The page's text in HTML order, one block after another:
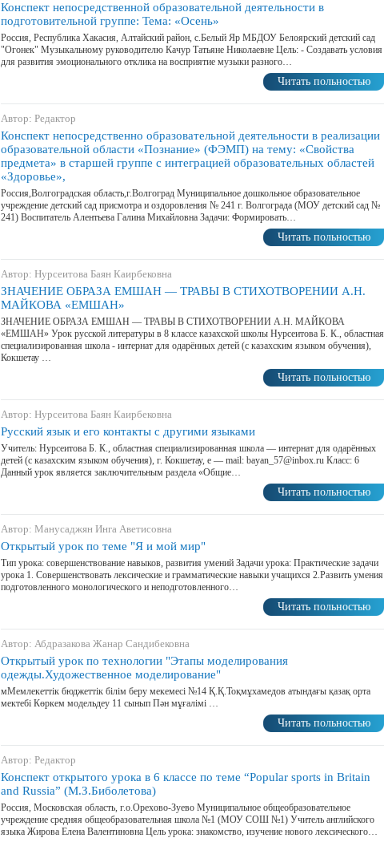
Конспект непосредственной образовательной деятельности в
подготовительной группе: Тема: «Осень»
Россия, Республика Хакасия, Алтайский район, с.Белый Яр МБДОУ Белоярский детский сад
"Огонек" Музыкальному руководителю Качур Татьяне Николаевне Цель: - Создавать условия
для развития эмоционального отклика на восприятие музыки разного…
Читать польностью
Автор: Редактор
Конспект непосредственно образовательной деятельности в реализации
образовательной области «Познание» (ФЭМП) на тему: «Свойства
предмета» в старшей группе с интеграцией образовательных областей
«Здоровье»,
Россия,Волгоградская область,г.Волгоград Муниципальное дошкольное образовательное
учреждение детский сад присмотра и оздоровления № 241 г. Волгограда (МОУ детский сад №
241) Воспитатель Алентьева Галина Михайловна Задачи: Формировать…
Читать польностью
Автор: Нурсеитова Баян Каирбековна
ЗНАЧЕНИЕ ОБРАЗА ЕМШАН — ТРАВЫ В СТИХОТВОРЕНИИ А.Н.
МАЙКОВА «ЕМШАН»
ЗНАЧЕНИЕ ОБРАЗА ЕМШАН — ТРАВЫ В СТИХОТВОРЕНИИ А.Н. МАЙКОВА
«ЕМШАН» Урок русской литературы в 8 классе казахской школы Нурсеитова Б. К., областная
специализированная школа - интернат для одарённых детей (с казахским языком обучения),
Кокшетау …
Читать польностью
Автор: Нурсеитова Баян Каирбековна
Русский язык и его контакты с другими языками
Учитель: Нурсеитова Б. К., областная специализированная школа — интернат для одарённых
детей (с казахским языком обучения), г. Кокшетау, е — mail: bayan_57@inbox.ru Класс: 6
Данный урок является заключительным раздела «Общие…
Читать польностью
Автор: Манусаджян Инга Аветисовна
Открытый урок по теме "Я и мой мир"
Тип урока: совершенствование навыков, развития умений Задачи урока: Практические задачи
урока 1. Совершенствовать лексические и грамматические навыки учащихся 2.Развить умения
подготовленного монологического и неподготовленного…
Читать польностью
Автор: Абдразакова Жанар Сандибековна
Открытый урок по технологии "Этапы моделирования
одежды.Художественное моделирование"
мМемлекеттік бюджеттік білім беру мекемесі №14 Қ.Қ.Тоқмұхамедов атындағы қазақ орта
мектебі Көркем модельдеу 11 сынып Пән мұғалімі …
Читать польностью
Автор: Редактор
Конспект открытого урока в 6 классе по теме “Popular sports in Britain
and Russia” (М.З.Биболетова)
Россия, Московская область, г.о.Орехово-Зуево Муниципальное общеобразовательное
учреждение средняя общеобразовательная школа №1 (МОУ СОШ №1) Учитель английского
языка Жирова Елена Валентиновна Цель урока: знакомство, изучение нового лексического…